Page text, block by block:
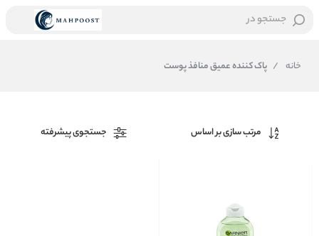
جستجو در
خانه / پاک کننده عمیق منافذ پوست
مرتب سازی بر اساس جستجوی پیشرفته